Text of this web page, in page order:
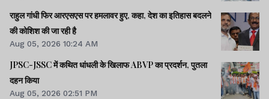
राहुल गांधी फिर आरएसएस पर हमलावर हुए, कहा, देश का इतिहास बदलने
की कोशिश की जा रही है
Aug 05, 2026 10:24 AM
JPSC-JSSC में कथित धांधली के खिलाफ ABVP का प्रदर्शन, पुतला
दहन किया
Aug 05, 2026 02:51 PM